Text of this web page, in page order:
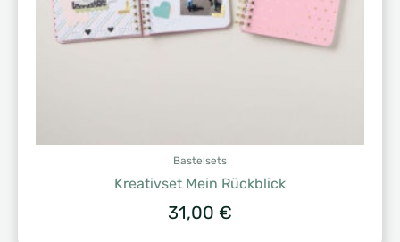
Bastelsets
Kreativset Mein Rückblick
31,00 €